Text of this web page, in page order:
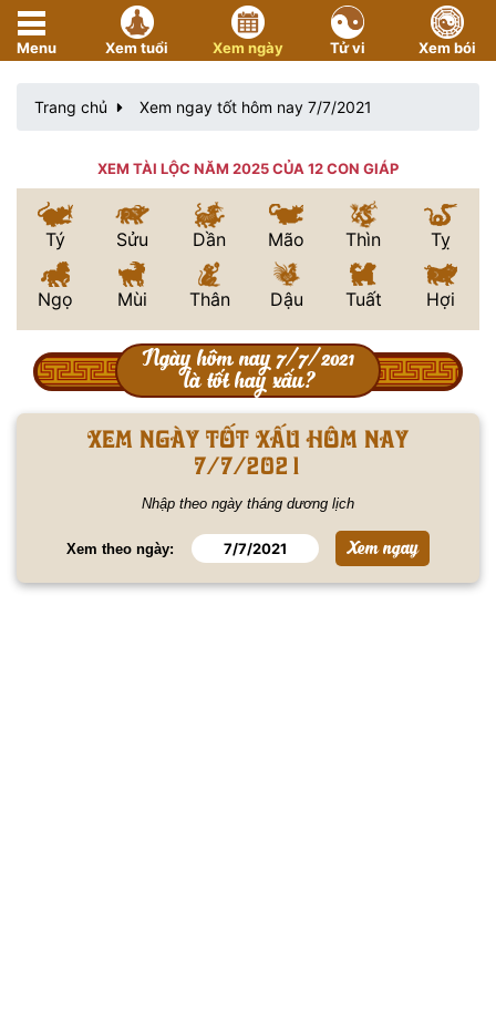
Menu Xem tuổi Xem ngày Tử vi Xem bói
Trang chủ Xem ngay tốt hôm nay 7/7/2021
XEM TÀI LỘC NĂM 2025 CỦA 12 CON GIÁP
Tý Sửu Dần Mão Thìn Tỵ
Ngọ Mùi Thân Dậu Tuất Hợi
Ngày hôm nay 7/7/2021
là tốt hay xấu?
Xem ngày tốt xấu hôm nay
7/7/2021
Nhập theo ngày tháng dương lịch
Xem theo ngày: